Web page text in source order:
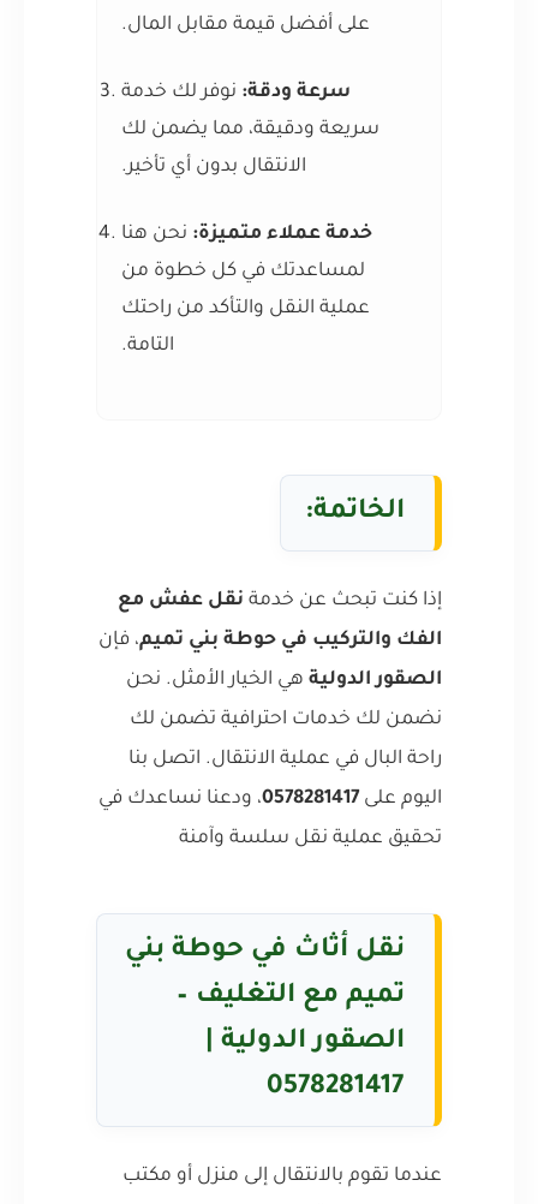
على أفضل قيمة مقابل المال.
سرعة ودقة: نوفر لك خدمة
سريعة ودقيقة، مما يضمن لك
الانتقال بدون أي تأخير.
خدمة عملاء متميزة: نحن هنا
لمساعدتك في كل خطوة من
عملية النقل والتأكد من راحتك
التامة.
الخاتمة:
إذا كنت تبحث عن خدمة نقل عفش مع
الفك والتركيب في حوطة بني تميم، فإن
الصقور الدولية هي الخيار الأمثل. نحن
نضمن لك خدمات احترافية تضمن لك
راحة البال في عملية الانتقال. اتصل بنا
اليوم على 0578281417، ودعنا نساعدك في
تحقيق عملية نقل سلسة وآمنة
نقل أثاث في حوطة بني
تميم مع التغليف –
الصقور الدولية |
0578281417
عندما تقوم بالانتقال إلى منزل أو مكتب